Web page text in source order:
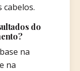
cabelos.
do
na
na